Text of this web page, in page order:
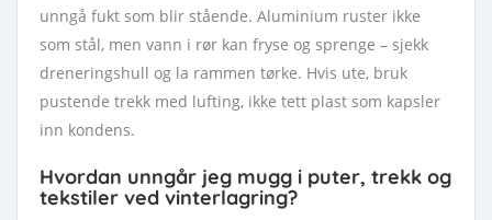
unngå fukt som blir stående. Aluminium ruster ikke
som stål, men vann i rør kan fryse og sprenge – sjekk
dreneringshull og la rammen tørke. Hvis ute, bruk
pustende trekk med lufting, ikke tett plast som kapsler
inn kondens.
Hvordan unngår jeg mugg i puter, trekk og
tekstiler ved vinterlagring?